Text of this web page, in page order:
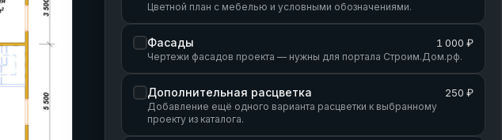
Цветной план с мебелью и условными обозначениями.
Фасады 1 000 ₽
Чертежи фасадов проекта — нужны для портала Строим.Дом.рф.
Дополнительная расцветка 250 ₽
Добавление ещё одного варианта расцветки к выбранному
проекту из каталога.